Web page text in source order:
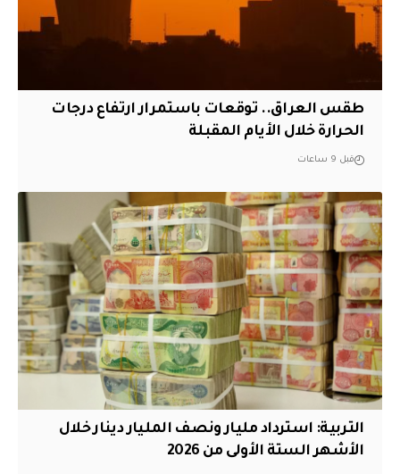
طقس العراق.. توقعات باستمرار ارتفاع درجات
الحرارة خلال الأيام المقبلة
قبل 9 ساعات
التربية: استرداد مليار ونصف المليار دينار خلال
الأشهر الستة الأولى من 2026